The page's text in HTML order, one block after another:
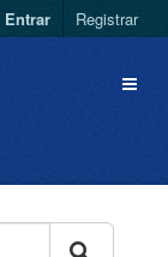
Entrar Registrar